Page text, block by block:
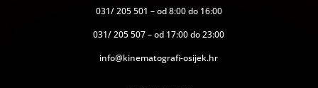
031/ 205 501 – od 8:00 do 16:00
031/ 205 507 – od 17:00 do 23:00
info@kinematografi-osijek.hr